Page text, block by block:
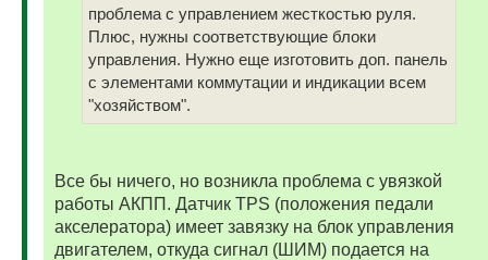
проблема с управлением жесткостью руля.
Плюс, нужны соответствующие блоки
управления. Нужно еще изготовить доп. панель
с элементами коммутации и индикации всем
"хозяйством".
Все бы ничего, но возникла проблема с увязкой
работы АКПП. Датчик ТPS (положения педали
акселератора) имеет завязку на блок управления
двигателем, откуда сигнал (ШИМ) подается на